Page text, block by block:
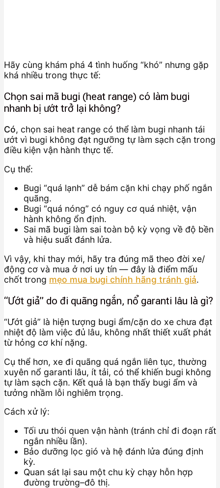
Hãy cùng khám phá 4 tình huống “khó” nhưng gặp
khá nhiều trong thực tế:
Chọn sai mã bugi (heat range) có làm bugi
nhanh bị ướt trở lại không?
Có, chọn sai heat range có thể làm bugi nhanh tái
ướt vì bugi không đạt ngưỡng tự làm sạch cặn trong
điều kiện vận hành thực tế.
Cụ thể:
Bugi “quá lạnh” dễ bám cặn khi chạy phố ngắn
quãng.
Bugi “quá nóng” có nguy cơ quá nhiệt, vận
hành không ổn định.
Sai mã bugi làm sai toàn bộ kỳ vọng về độ bền
và hiệu suất đánh lửa.
Vì vậy, khi thay mới, hãy tra đúng mã theo đời xe/
động cơ và mua ở nơi uy tín — đây là điểm mấu
chốt trong mẹo mua bugi chính hãng tránh giả.
“Ướt giả” do đi quãng ngắn, nổ garanti lâu là gì?
“Ướt giả” là hiện tượng bugi ẩm/cặn do xe chưa đạt
nhiệt độ làm việc đủ lâu, không nhất thiết xuất phát
từ hỏng cơ khí nặng.
Cụ thể hơn, xe đi quãng quá ngắn liên tục, thường
xuyên nổ garanti lâu, ít tải, có thể khiến bugi không
tự làm sạch cặn. Kết quả là bạn thấy bugi ẩm và
tưởng nhầm lỗi nghiêm trọng.
Cách xử lý:
Tối ưu thói quen vận hành (tránh chỉ đi đoạn rất
ngắn nhiều lần).
Bảo dưỡng lọc gió và hệ đánh lửa đúng định
kỳ.
Quan sát lại sau một chu kỳ chạy hỗn hợp
đường trường–đô thị.